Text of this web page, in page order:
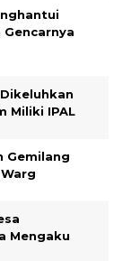
Miliki IPAL
Gemilang
Mengaku